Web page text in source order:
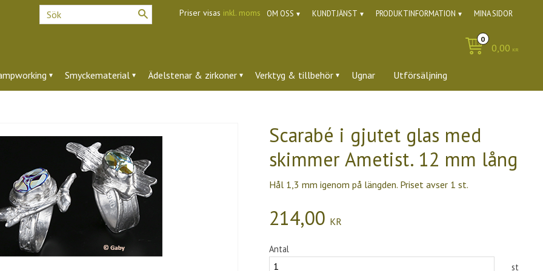
OM OSS KUNDTJÄNST PRODUKTINFORMATION MINA SIDOR
Priser visas inkl. moms
0,00 KR
Smyckematerial Ädelstenar & zirkoner Verktyg & tillbehör Ugnar Utförsäljning
Scarabé i gjutet glas med
skimmer Ametist. 12 mm lång
Hål 1,3 mm igenom på längden. Priset avser 1 st.
214,00 KR
Antal
st